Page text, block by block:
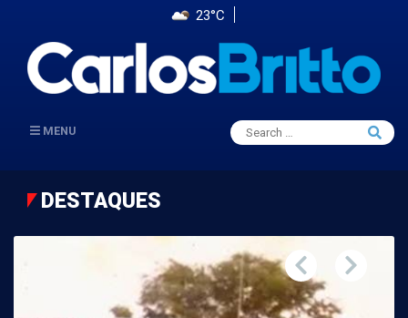
23°C
MENU
Search
for:
Search
DESTAQUES